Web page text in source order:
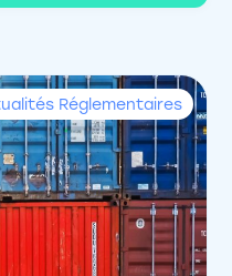
Réglementaires